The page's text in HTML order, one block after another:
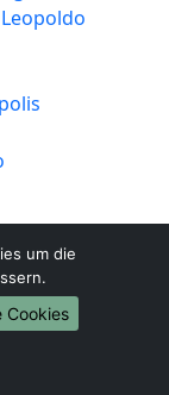
Presidente
um die
Cookies